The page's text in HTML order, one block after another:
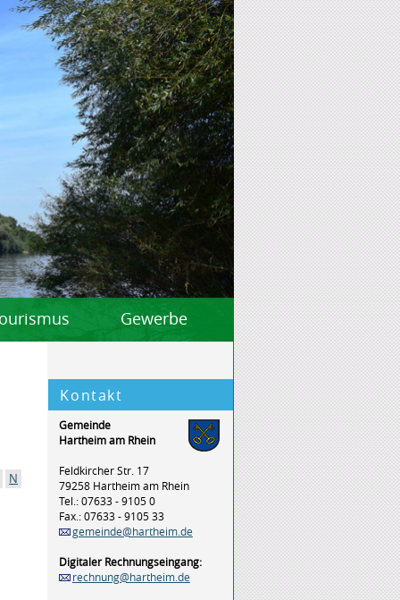
Gewerbe
N
Kontakt
Gemeinde
Hartheim am Rhein
Feldkircher Str. 17
79258 Hartheim am Rhein
Tel.: 07633 - 9105 0
Fax.: 07633 - 9105 33
gemeinde@hartheim.de
Digitaler Rechnungseingang:
rechnung@hartheim.de